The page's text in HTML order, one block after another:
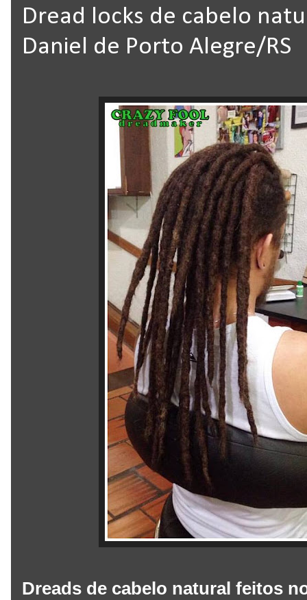
Dread locks de cabelo
Daniel de Porto Alegre/RS
Dreads de cabelo natural feitos